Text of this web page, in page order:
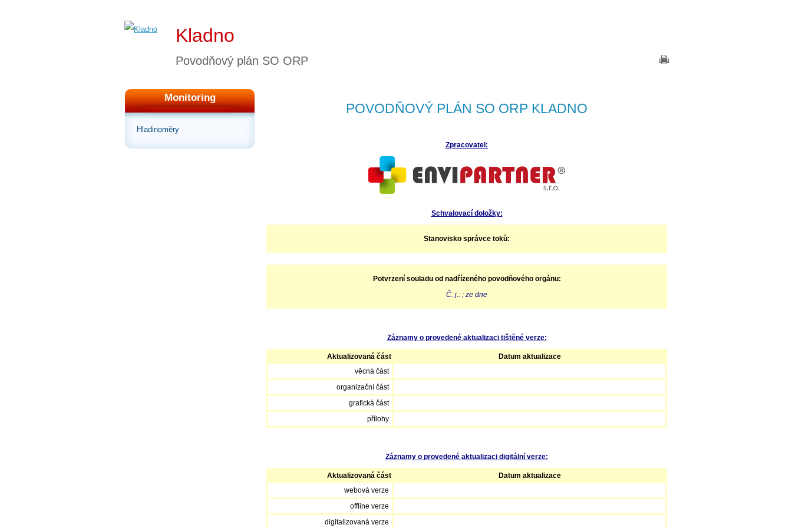
Kladno
Povodňový plán SO ORP
Monitoring
Hladinoměry
POVODŇOVÝ PLÁN SO ORP KLADNO
Zpracovatel:
Schvalovací doložky:
Stanovisko správce toků:
Potvrzení souladu od nadřízeného povodňového orgánu:
Č. j.: ; ze dne
Záznamy o provedené aktualizaci tištěné verze:
Aktualizovaná část
Datum aktualizace
věcná část
organizační část
grafická část
přílohy
Záznamy o provedené aktualizaci digitální verze:
Aktualizovaná část
Datum aktualizace
webová verze
offline verze
digitalizovaná verze